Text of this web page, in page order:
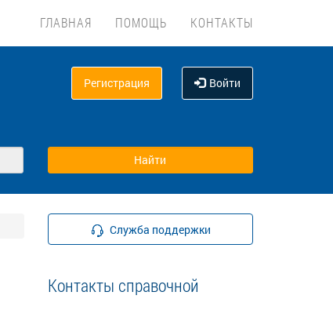
ГЛАВНАЯ ПОМОЩЬ КОНТАКТЫ
Регистрация Войти
Служба поддержки
Контакты справочной